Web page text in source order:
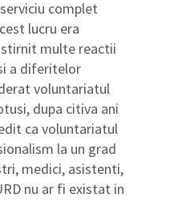
complet
lucru era
multe reactii
a diferitelor
voluntariatul
dupa citiva ani
ca voluntariatul
la un grad
medici, asistenti,
nu ar fi existat in